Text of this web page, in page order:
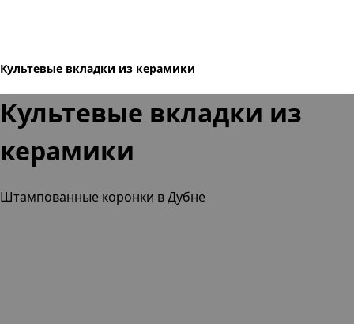
Культевые вкладки из керамики
Культевые вкладки из
керамики
Штампованные коронки в Дубне